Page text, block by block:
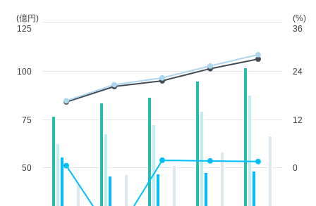
50
75
100
(億円)
125
0
12
24
(%)
36